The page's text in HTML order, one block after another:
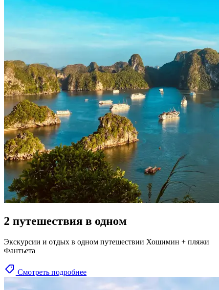
2 путешествия в одном
Экскурсии и отдых в одном путешествии Хошимин + пляжи
Фантьета
Смотреть подробнее